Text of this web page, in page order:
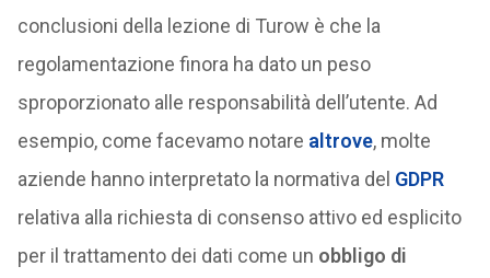
conclusioni della lezione di Turow è che la
regolamentazione finora ha dato un peso
sproporzionato alle responsabilità dell’utente. Ad
esempio, come facevamo notare altrove, molte
aziende hanno interpretato la normativa del GDPR
relativa alla richiesta di consenso attivo ed esplicito
per il trattamento dei dati come un obbligo di